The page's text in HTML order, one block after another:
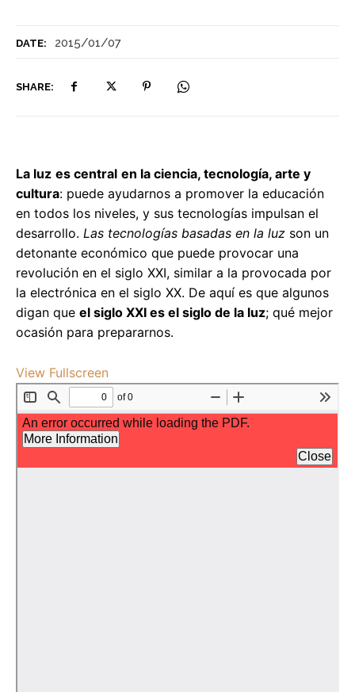
DATE: 2015/01/07
SHARE:
La luz es central en la ciencia, tecnología, arte y
cultura: puede ayudarnos a promover la educación
en todos los niveles, y sus tecnologías impulsan el
desarrollo. Las tecnologías basadas en la luz son un
detonante económico que puede provocar una
revolución en el siglo XXI, similar a la provocada por
la electrónica en el siglo XX. De aquí es que algunos
digan que el siglo XXI es el siglo de la luz; qué mejor
ocasión para prepararnos.
View Fullscreen